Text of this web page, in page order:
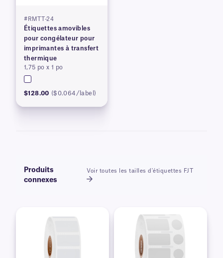
#RMTT-24
Étiquettes amovibles
pour congélateur pour
imprimantes à transfert
thermique
1,75 po x 1 po
$128.00 ($0.064/label)
Produits
connexes
Voir toutes les tailles d'étiquettes FJT